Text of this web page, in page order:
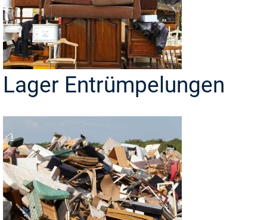
Lager Entrümpelungen